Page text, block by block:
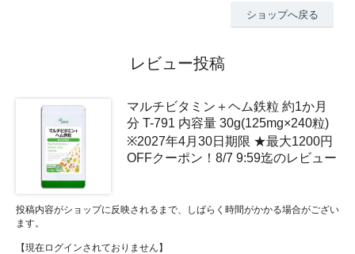
ショップへ戻る
レビュー投稿
マルチビタミン＋ヘム鉄粒 約1か月
分 T-791 内容量 30g(125mg×240粒)
※2027年4月30日期限 ★最大1200円
OFFクーポン！8/7 9:59迄のレビュー
投稿内容がショップに反映されるまで、しばらく時間がかかる場合がござい
ます。
【現在ログインされておりません】